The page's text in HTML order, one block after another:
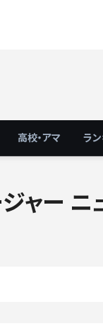
高校・アマ ラ
ャー ニ